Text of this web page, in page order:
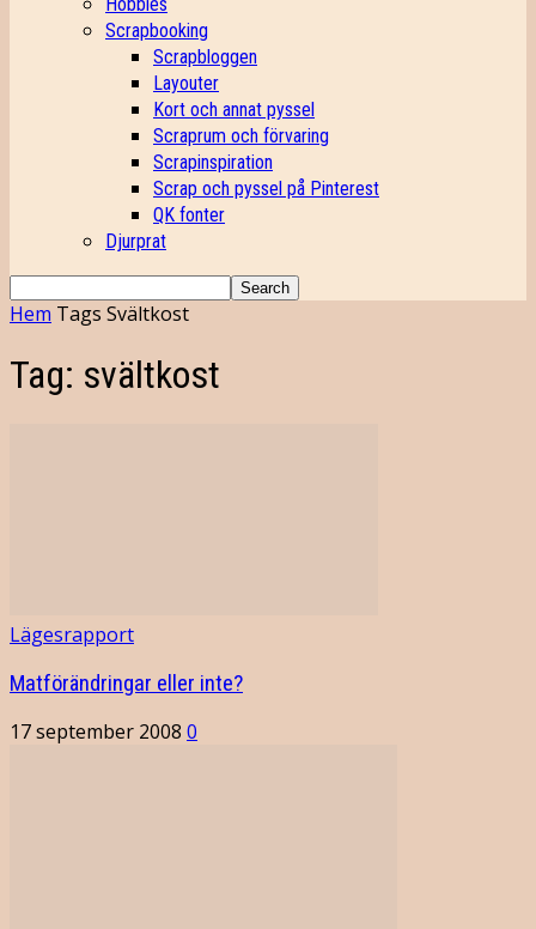
Scrapbooking
Scrapbloggen
Layouter
Kort och annat pyssel
Scraprum och förvaring
Scrapinspiration
Scrap och pyssel på Pinterest
QK fonter
Djurprat
Hem Tags Svältkost
Tag: svältkost
Lägesrapport
Matförändringar eller inte?
17 september 2008 0